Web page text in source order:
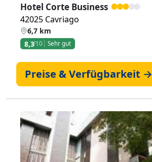
Hotel Corte Business
42025 Cavriago
6,7 km
8,3/10 Sehr gut
Preise & Verfügbarkeit →